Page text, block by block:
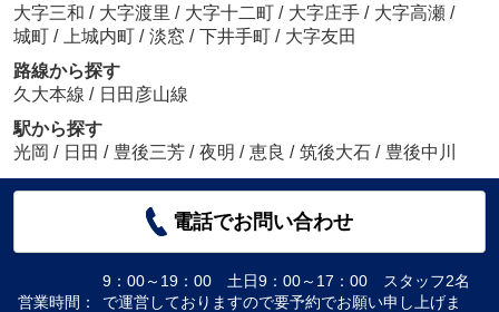
大字三和 / 大字渡里 / 大字十二町 / 大字庄手 / 大字高瀬 /
城町 / 上城内町 / 淡窓 / 下井手町 / 大字友田
路線から探す
久大本線 / 日田彦山線
駅から探す
光岡 / 日田 / 豊後三芳 / 夜明 / 恵良 / 筑後大石 / 豊後中川
電話でお問い合わせ
営業時間：
9：00～19：00 土日9：00～17：00 スタッフ2名
で運営しておりますので要予約でお願い申し上げま